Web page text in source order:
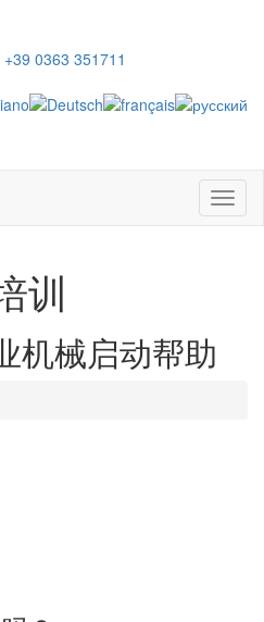
+39 0363 351711
训
机械启动帮助